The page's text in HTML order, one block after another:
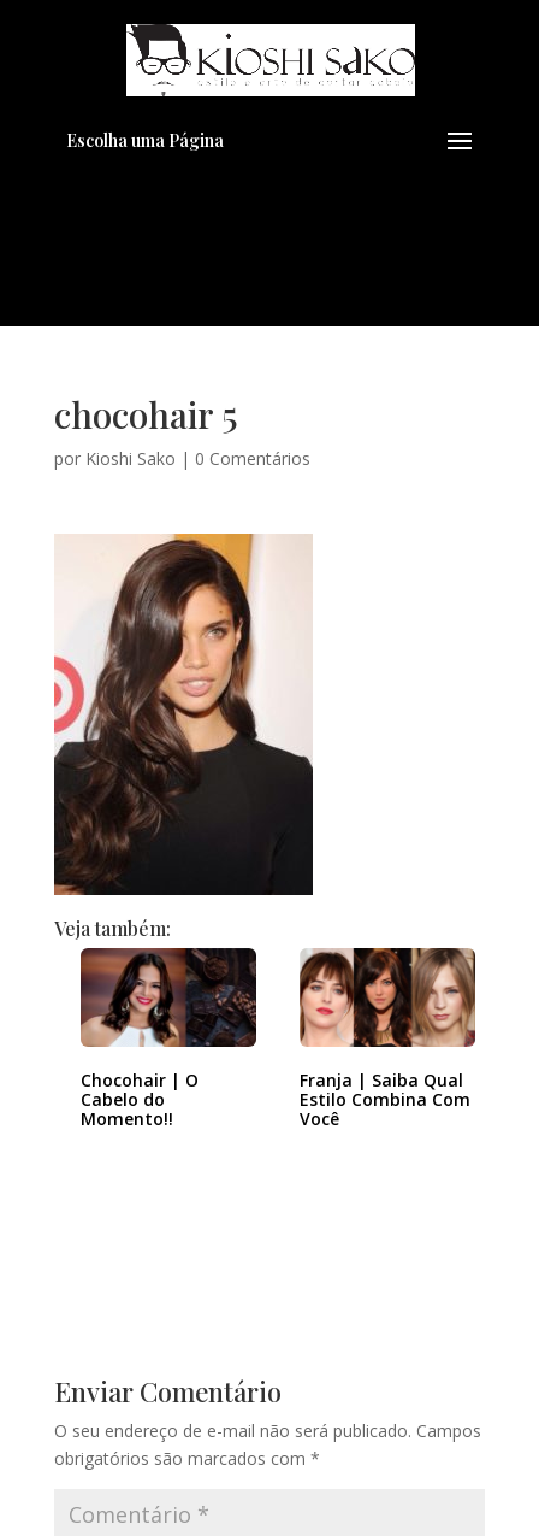
Escolha uma Página
chocohair 5
por Kioshi Sako | 0 Comentários
Veja também:
Chocohair | O
Cabelo do
Momento!!
Franja | Saiba Qual
Estilo Combina Com
Você
Enviar Comentário
O seu endereço de e-mail não será publicado. Campos
obrigatórios são marcados com *
Pensando em transformar seu
Visual??